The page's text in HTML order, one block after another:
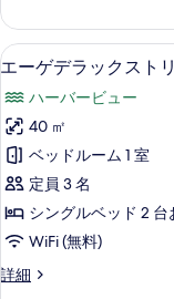
台
＋
ソ
フ
ァ
ベ
ッ
ド
1
台）
ッ
ド
2
台
＋
フ
ァ
ベ
ッ
ド
台）
の
ン
(シ
ン
グ
ル
ベ
ッ
ド
2
台）
ラ
ッ
ク
ツ
イ
ン
(シ
ン
グ
ル
ベ
ッ
ド
エ
ゲ
デ
ラ
ッ
ク
ト
5
エーゲデラックスト
ハーバービュー
40 ㎡
ベッドルーム 1 室
定員 3 名
シングルベッド 2
WiFi (無料)
詳細
エ